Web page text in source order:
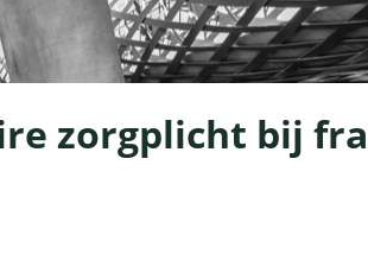
zorgplicht bij